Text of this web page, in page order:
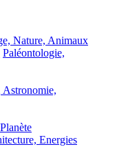
Nature, Animaux
Paléontologie,
Astronomie,
Energies